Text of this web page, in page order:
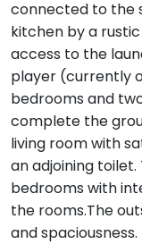
connected to the
kitchen by a
access to the
player (currently
bedrooms and
complete the
living room with
an adjoining
bedrooms with
the rooms.The
and